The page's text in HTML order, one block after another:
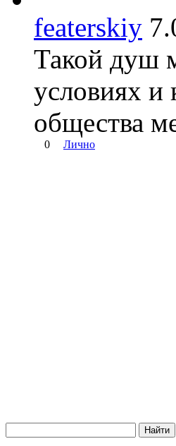
featerskiy
Такой душ
условиях и
общества
0 Лично